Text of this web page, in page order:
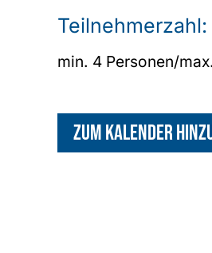
Teilnehmerzahl:
min. 4 Personen/
Zum Kalender